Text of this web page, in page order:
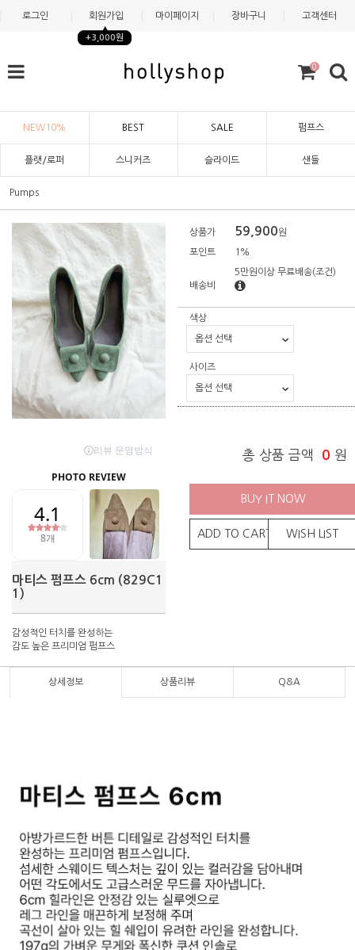
로그인 회원가입
+3,000원
마이페이지 장바구니 고객센터
0
NEW10% BEST SALE 펌프스
플랫/로퍼 스니커즈 슬라이드 샌들
Pumps
마티스 펌프스 6cm (829C1
1)
감성적인 터치를 완성하는
감도 높은 프리미엄 펌프스
상품가 59,900원
포인트 1%
배송비
5만원이상 무료배송(조건)
색상
사이즈
총 상품 금액 0 원
BUY IT NOW
ADD TO CART WISH LIST
상세정보 상품리뷰 Q&A